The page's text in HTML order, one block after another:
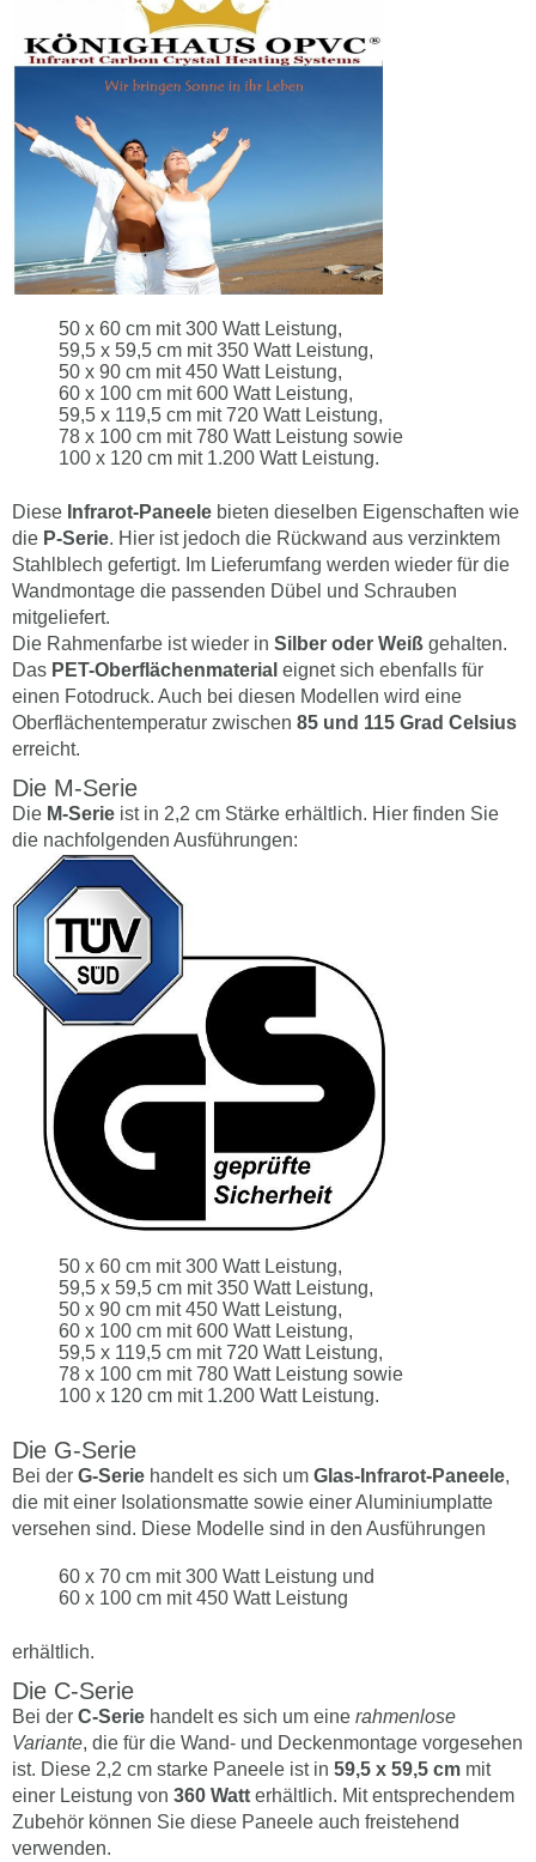
50 x 60 cm mit 300 Watt Leistung,
59,5 x 59,5 cm mit 350 Watt Leistung,
50 x 90 cm mit 450 Watt Leistung,
60 x 100 cm mit 600 Watt Leistung,
59,5 x 119,5 cm mit 720 Watt Leistung,
78 x 100 cm mit 780 Watt Leistung sowie
100 x 120 cm mit 1.200 Watt Leistung.
Diese Infrarot-Paneele bieten dieselben Eigenschaften wie
die P-Serie. Hier ist jedoch die Rückwand aus verzinktem
Stahlblech gefertigt. Im Lieferumfang werden wieder für die
Wandmontage die passenden Dübel und Schrauben
mitgeliefert.
Die Rahmenfarbe ist wieder in Silber oder Weiß gehalten.
Das PET-Oberflächenmaterial eignet sich ebenfalls für
einen Fotodruck. Auch bei diesen Modellen wird eine
Oberflächentemperatur zwischen 85 und 115 Grad Celsius
erreicht.
Die M-Serie
Die M-Serie ist in 2,2 cm Stärke erhältlich. Hier finden Sie
die nachfolgenden Ausführungen:
50 x 60 cm mit 300 Watt Leistung,
59,5 x 59,5 cm mit 350 Watt Leistung,
50 x 90 cm mit 450 Watt Leistung,
60 x 100 cm mit 600 Watt Leistung,
59,5 x 119,5 cm mit 720 Watt Leistung,
78 x 100 cm mit 780 Watt Leistung sowie
100 x 120 cm mit 1.200 Watt Leistung.
Die G-Serie
Bei der G-Serie handelt es sich um Glas-Infrarot-Paneele,
die mit einer Isolationsmatte sowie einer Aluminiumplatte
versehen sind. Diese Modelle sind in den Ausführungen
60 x 70 cm mit 300 Watt Leistung und
60 x 100 cm mit 450 Watt Leistung
erhältlich.
Die C-Serie
Bei der C-Serie handelt es sich um eine rahmenlose
Variante, die für die Wand- und Deckenmontage vorgesehen
ist. Diese 2,2 cm starke Paneele ist in 59,5 x 59,5 cm mit
einer Leistung von 360 Watt erhältlich. Mit entsprechendem
Zubehör können Sie diese Paneele auch freistehend
verwenden.